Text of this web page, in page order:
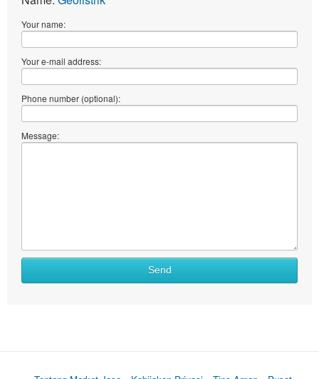
Your name:
Your e-mail address:
Phone number (optional):
Message:
Send